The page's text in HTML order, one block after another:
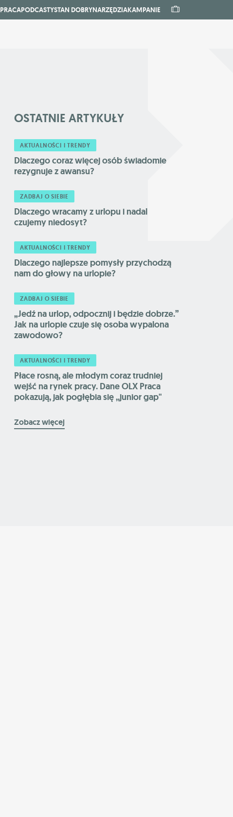
PRACAPODCASTYSTAN DOBRYNARZĘDZIAKAMPANIE
OSTATNIE ARTYKUŁY
AKTUALNOŚCI I TRENDY
Dlaczego coraz więcej osób świadomie
rezygnuje z awansu?
ZADBAJ O SIEBIE
Dlaczego wracamy z urlopu i nadal
czujemy niedosyt?
AKTUALNOŚCI I TRENDY
Dlaczego najlepsze pomysły przychodzą
nam do głowy na urlopie?
ZADBAJ O SIEBIE
„Jedź na urlop, odpocznij i będzie dobrze.”
Jak na urlopie czuje się osoba wypalona
zawodowo?
AKTUALNOŚCI I TRENDY
Płace rosną, ale młodym coraz trudniej
wejść na rynek pracy. Dane OLX Praca
pokazują, jak pogłębia się ,,junior gap"
Zobacz więcej